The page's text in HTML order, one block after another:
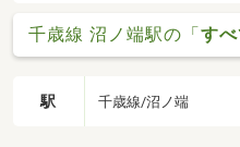
千歳線 沼ノ端駅の「す
駅 千歳線/沼ノ端